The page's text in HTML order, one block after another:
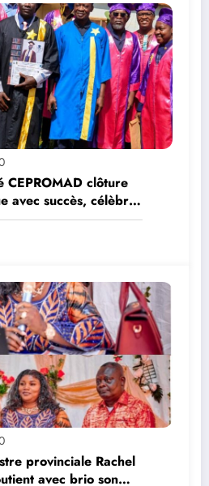
CEPROMAD clôture
avec succès, célèbre
et remet des
provinciale Rachel
avec brio son